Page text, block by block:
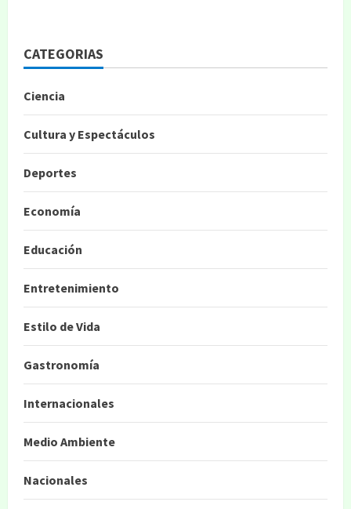
CATEGORIAS
Ciencia
Cultura y Espectáculos
Deportes
Economía
Educación
Entretenimiento
Estilo de Vida
Gastronomía
Internacionales
Medio Ambiente
Nacionales